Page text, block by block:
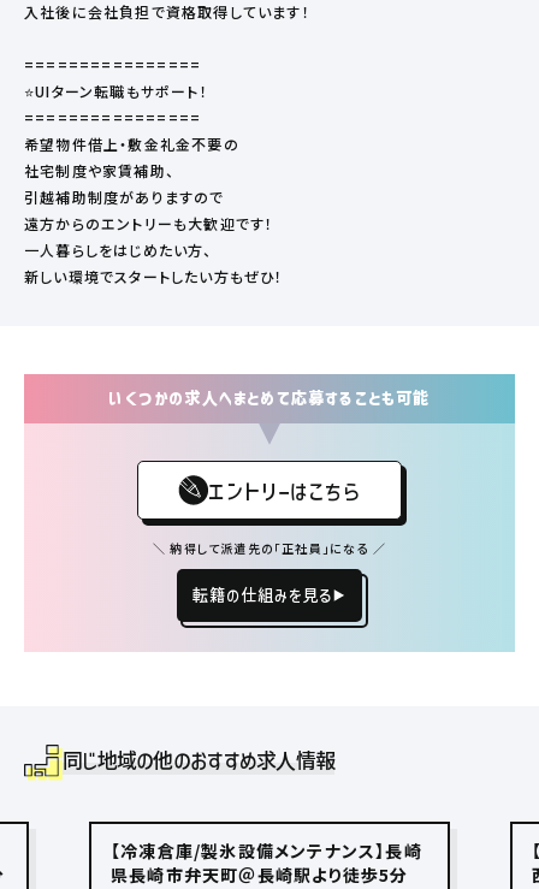
入社後に会社負担で資格取得しています！
================
⭐UIターン転職もサポート！
================
希望物件借上・敷金礼金不要の
社宅制度や家賃補助、
引越補助制度がありますので
遠方からのエントリーも大歓迎です！
一人暮らしをはじめたい方、
新しい環境でスタートしたい方もぜひ！
いくつかの求人へまとめて応募することも可能
エントリーはこちら
＼ 納得して派遣先の「正社員」になる ／
転籍の仕組みを見る
同じ地域の他のおすすめ求人情報
【冷凍倉庫/製氷設備メンテナンス】長崎
県長崎市弁天町＠長崎駅より徒歩5分